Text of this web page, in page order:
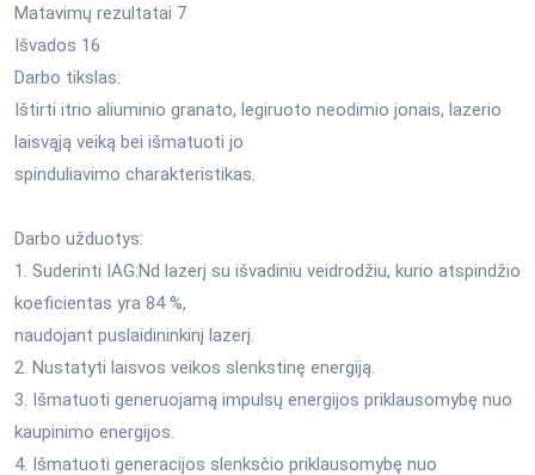
Matavimų rezultatai 7
Išvados 16
Darbo tikslas:
Ištirti itrio aliuminio granato, legiruoto neodimio jonais, lazerio
laisvąją veiką bei išmatuoti jo
spinduliavimo charakteristikas.
Darbo užduotys:
1. Suderinti IAG:Nd lazerį su išvadiniu veidrodžiu, kurio atspindžio
koeficientas yra 84 %,
naudojant puslaidininkinį lazerį.
2. Nustatyti laisvos veikos slenkstinę energiją.
3. Išmatuoti generuojamą impulsų energijos priklausomybę nuo
kaupinimo energijos.
4. Išmatuoti generacijos slenksčio priklausomybę nuo